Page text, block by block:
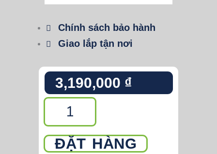
Chính sách bảo hành
Giao lắp tận nơi
3,190,000 ₫
Mâm
góc
mởĐẶT HÀNG